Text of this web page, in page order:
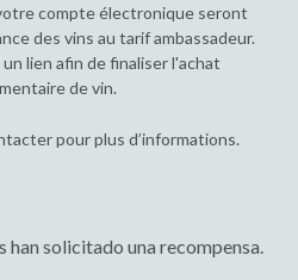
compte électronique seront
des vins au tarif ambassadeur.
lien afin de finaliser l'achat
de vin.
pour plus d’informations.
solicitado una recompensa.